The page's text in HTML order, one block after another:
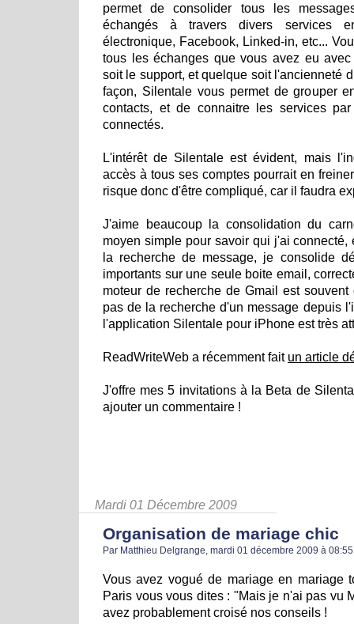
permet de consolider tous les
échangés à travers divers services
électronique, Facebook, Linked-in, etc...
tous les échanges que vous avez eu
soit le support, et quelque soit l'ancienneté
façon, Silentale vous permet de grouper
contacts, et de connaitre les services
connectés.
L'intérêt de Silentale est évident, mais
accès à tous ses comptes pourrait en
risque donc d'être compliqué, car il faudra
J'aime beaucoup la consolidation du
moyen simple pour savoir qui j'ai connecté,
la recherche de message, je consolide
importants sur une seule boite email,
moteur de recherche de Gmail est
pas de la recherche d'un message depuis
l'application Silentale pour iPhone est très
ReadWriteWeb a récemment fait un article
J'offre mes 5 invitations à la Beta de
ajouter un commentaire !
Mardi 01 Décembre 2009
Organisation de mariage chic
Par Matthieu Delgrange, mardi 01 décembre 2009 à
Vous avez vogué de mariage en mariage
Paris vous vous dites : "Mais je n'ai pas vu
avez probablement croisé nos conseils !